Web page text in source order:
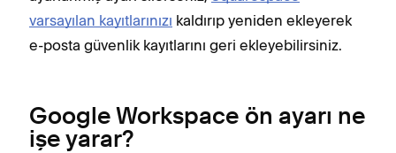
varsayılan kayıtlarınızı kaldırıp yeniden ekleyerek
e-posta güvenlik kayıtlarını geri ekleyebilirsiniz.
Google Workspace ön ayarı ne
işe yarar?